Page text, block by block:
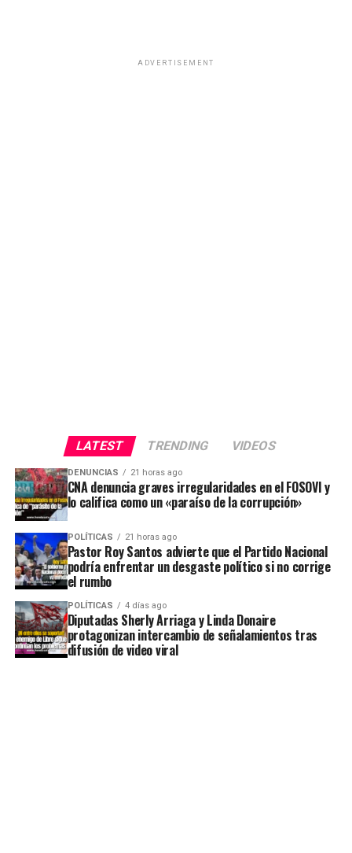
ADVERTISEMENT
LATEST TRENDING VIDEOS
DENUNCIAS 21 horas ago
CNA denuncia graves irregularidades en el FOSOVI y
lo califica como un «paraíso de la corrupción»
POLÍTICAS 21 horas ago
Pastor Roy Santos advierte que el Partido Nacional
podría enfrentar un desgaste político si no corrige
el rumbo
POLÍTICAS 4 días ago
Diputadas Sherly Arriaga y Linda Donaire
protagonizan intercambio de señalamientos tras
difusión de video viral